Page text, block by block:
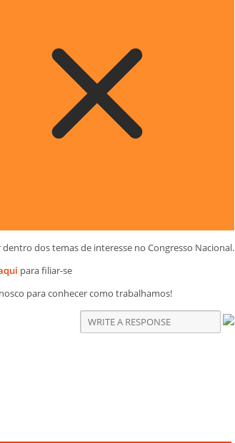
dentro dos temas de interesse no Congresso Nacional.
para filiar-se
para conhecer como trabalhamos!